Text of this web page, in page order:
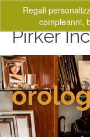
Regali
compleanni,
Pirker